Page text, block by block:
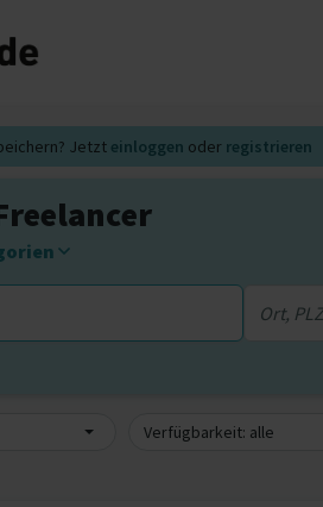
Jetzt einloggen oder registrieren
Verfügbarkeit: alle